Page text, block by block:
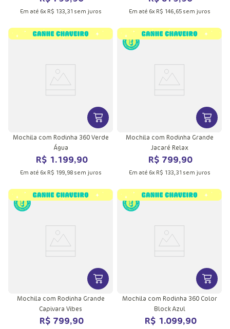
Em até 6x R$ 133,31 sem juros Em até 6x R$ 146,65sem juros
VER MAIS INFORMAÇÕES DO
Mochila com Rodinha 360 Verde
Água
R$ 1.199,90
Em até 6x R$ 199,98sem juros
VER
Mochila com Rodinha Grande
Jacaré Relax
R$ 799,90
Em até 6x R$ 133,31 sem juros
VER MAIS INFORMAÇÕES DO
Mochila com Rodinha Grande
Capivara Vibes
R$ 799,90
VER
Mochila com Rodinha 360 Color
Block Azul
R$ 1.099,90